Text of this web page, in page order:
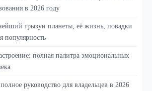
в 2026 году
грызун планеты, её жизнь, повадки
популярность
полная палитра эмоциональных
руководство для владельцев в 2026